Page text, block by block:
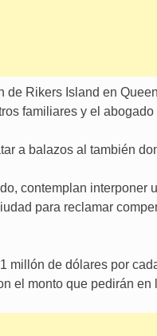
de Rikers Island en
familiares y el
a balazos al también
contemplan
para reclamar
millón de dólares por
el monto que pedirán en